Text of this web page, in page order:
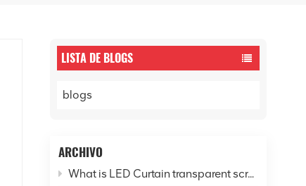
LISTA DE BLOGS
blogs
ARCHIVO
What is LED Curtain transparent screen? - Explore the new horizon of digital cities